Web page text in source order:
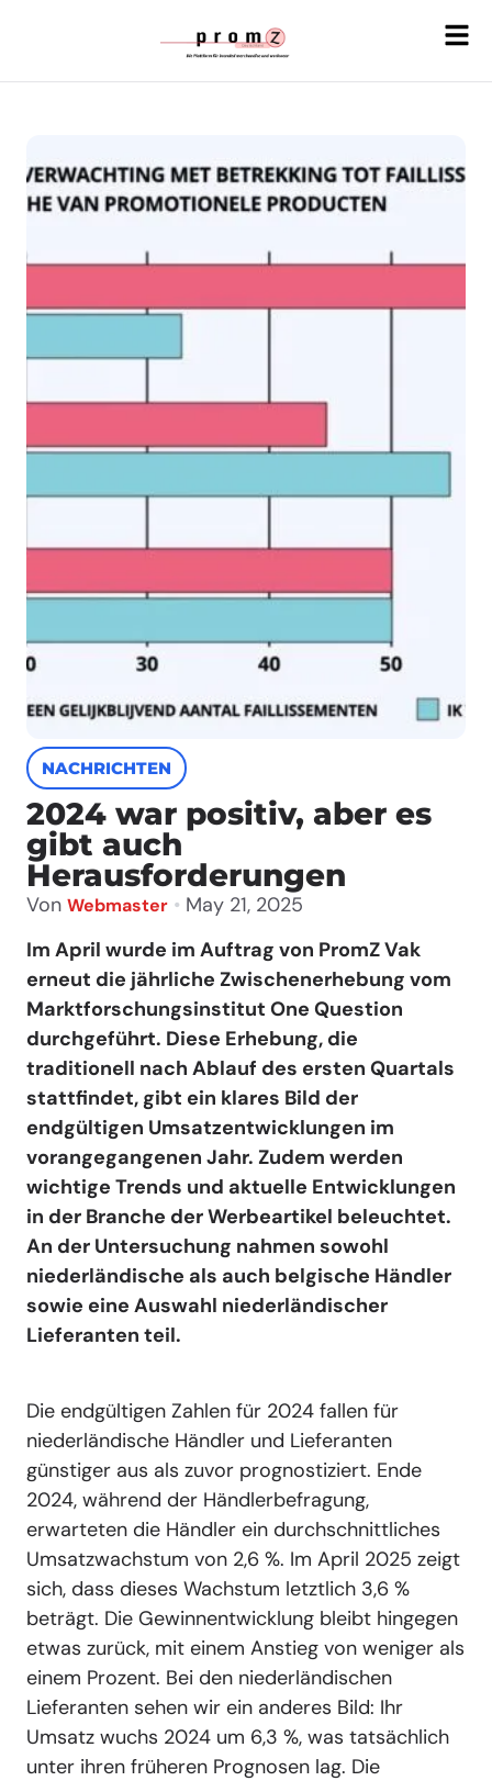
NACHRICHTEN
2024 war positiv, aber es
gibt auch
Herausforderungen
Von Webmaster • May 21, 2025
Im April wurde im Auftrag von PromZ Vak
erneut die jährliche Zwischenerhebung vom
Marktforschungsinstitut One Question
durchgeführt. Diese Erhebung, die
traditionell nach Ablauf des ersten Quartals
stattfindet, gibt ein klares Bild der
endgültigen Umsatzentwicklungen im
vorangegangenen Jahr. Zudem werden
wichtige Trends und aktuelle Entwicklungen
in der Branche der Werbeartikel beleuchtet.
An der Untersuchung nahmen sowohl
niederländische als auch belgische Händler
sowie eine Auswahl niederländischer
Lieferanten teil.
Die endgültigen Zahlen für 2024 fallen für
niederländische Händler und Lieferanten
günstiger aus als zuvor prognostiziert. Ende
2024, während der Händlerbefragung,
erwarteten die Händler ein durchschnittliches
Umsatzwachstum von 2,6 %. Im April 2025 zeigt
sich, dass dieses Wachstum letztlich 3,6 %
beträgt. Die Gewinnentwicklung bleibt hingegen
etwas zurück, mit einem Anstieg von weniger als
einem Prozent. Bei den niederländischen
Lieferanten sehen wir ein anderes Bild: Ihr
Umsatz wuchs 2024 um 6,3 %, was tatsächlich
unter ihren früheren Prognosen lag. Die